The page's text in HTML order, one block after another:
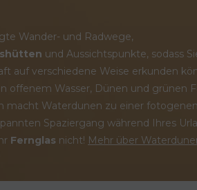
Wander- und Radwege,
und Aussichtspunkte, sodass
auf verschiedene Weise erkunden
offenem Wasser, Dünen und grünen
macht Waterdunen zu einer fotogenen
Spaziergang während Ihres
Fernglas nicht! Mehr über